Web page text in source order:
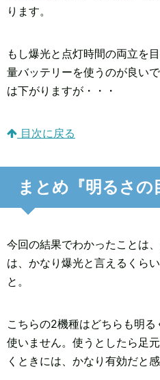
ります。
もし爆光と点灯時間の両立を
量バッテリーを使うのが良い
は下がりますが・・・
目次に戻る
まとめ『明るさの
今回の結果でわかったことは
は、かなり爆光と言えるくら
と。
こちらの2機種はどちらも明
使いません。使うとしたら足
くときには、かなり有効だと感